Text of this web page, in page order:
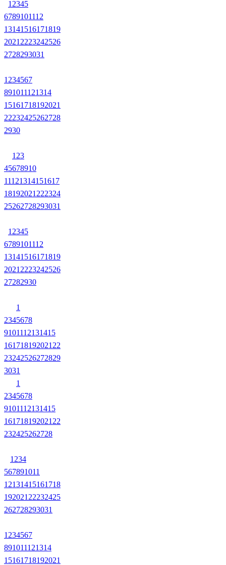
1 2345
6789101112
13141516171819
2021 2223242526
2728293031
1 234567
891011121314
15161718192021
22232425262728
2930
1 23
45678910
11121314151617
18192021 222324
25262728293031
1 2345
6789101112
13141516171819
2021 2223242526
27282930
1
2345678
9101112131415
161718192021 22
23242526272829
3031
1
2345678
9101112131415
161718192021 22
232425262728
1 234
567891011
12131415161718
192021 22232425
262728293031
1 234567
891011121314
15161718192021